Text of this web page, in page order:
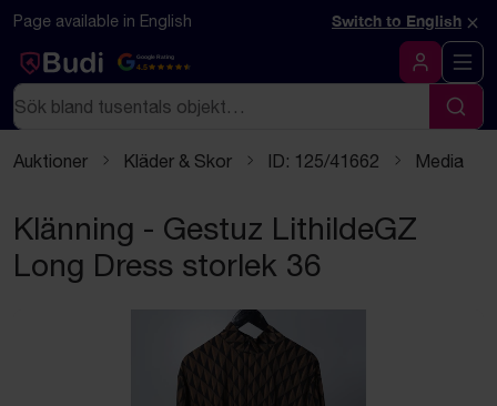
Hoppa till innehåll
Page available in English Switch to English ×
Google Rating
4.5
Logga in
Sök
Sök
Auktioner Kläder & Skor ID: 125/41662 Media
Klänning - Gestuz LithildeGZ
Long Dress storlek 36